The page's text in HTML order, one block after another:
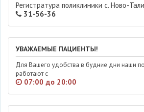
Регистратура поликлиники с. Ново-
31-56-36
УВАЖАЕМЫЕ ПАЦИЕНТЫ!
Для Вашего удобства в будние дни наши
работают с
07:00 до 20:00